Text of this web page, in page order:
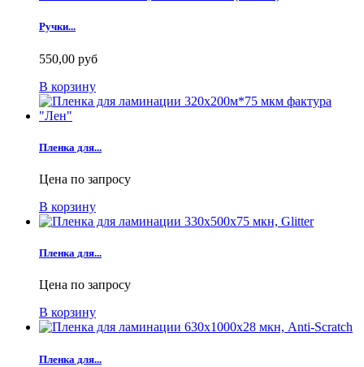
Ручки...
550,00 руб
В корзину
Пленка для...
Цена по запросу
В корзину
Пленка для...
Цена по запросу
В корзину
Пленка для...